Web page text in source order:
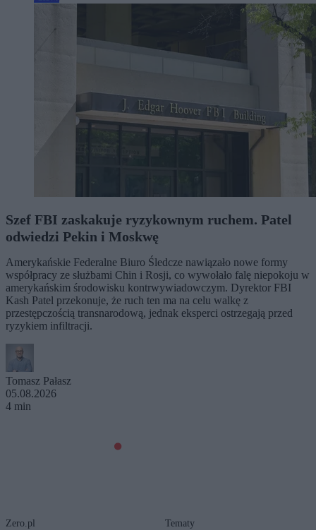
Szef FBI zaskakuje ryzykownym ruchem. Patel
odwiedzi Pekin i Moskwę
Amerykańskie Federalne Biuro Śledcze nawiązało nowe formy
współpracy ze służbami Chin i Rosji, co wywołało falę niepokoju w
amerykańskim środowisku kontrwywiadowczym. Dyrektor FBI
Kash Patel przekonuje, że ruch ten ma na celu walkę z
przestępczością transnarodową, jednak eksperci ostrzegają przed
ryzykiem infiltracji.
Tomasz Pałasz
05.08.2026
4 min
Zero.pl Tematy